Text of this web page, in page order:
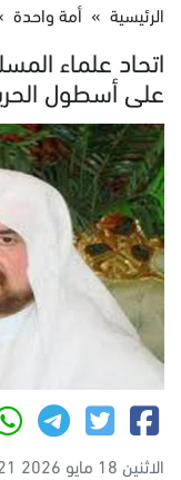
الرئيسية » أمة واحدة
اتحاد علماء
على أسطول
الاثنين 18 مايو 2026 04:21 م